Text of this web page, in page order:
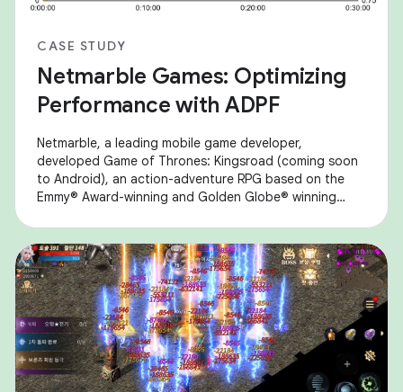
CASE STUDY
Netmarble Games: Optimizing
Performance with ADPF
Netmarble, a leading mobile game developer,
developed Game of Thrones: Kingsroad (coming soon
to Android), an action-adventure RPG based on the
Emmy® Award-winning and Golden Globe® winning
performance